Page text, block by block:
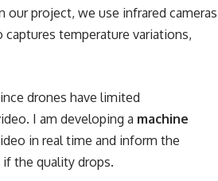
project, we use infrared cameras
temperature variations,
drones have limited
I am developing a machine
in real time and inform the
the quality drops.